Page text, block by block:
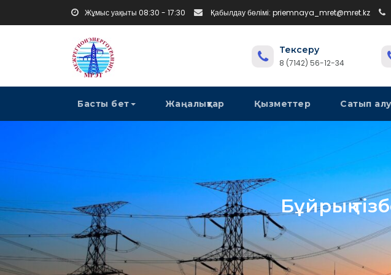
Жұмыс уақыты 08:30 - 17:30 Қабылдау бөлімі: priemnaya_mret@mret.kz
Тексеру
8 (7142) 56-12-34
Басты бет Жаңалықтар Қызметтер Сатып алу
Бұйрық